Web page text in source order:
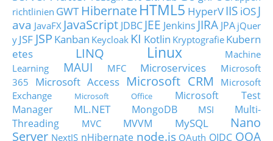
richtlinien GWT HibernateHTML5 HyperVIIS iOSJ
ava JavaFX JavaScript JDBC JEE Jenkins JIRA JPA jQuer
y JSF JSP Kanban Keycloak KI Kotlin Kryptografie Kubern
etes
LINQ Linux
Machine
Learning
MAUI MFC Microservices
Microsoft
365
Microsoft Access Microsoft CRM
Microsoft
Exchange
Microsoft Office
Microsoft Test
Manager
ML.NET MongoDB MSI
Multi-
Threading
MVC MVVM MySQL
Nano
Server NextJS nHibernate node.js OAuth OIDC OOA